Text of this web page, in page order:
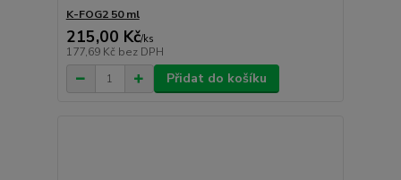
K-FOG2 50 ml
215,00 Kč/ks
177,69 Kč bez DPH
Přidat do košíku